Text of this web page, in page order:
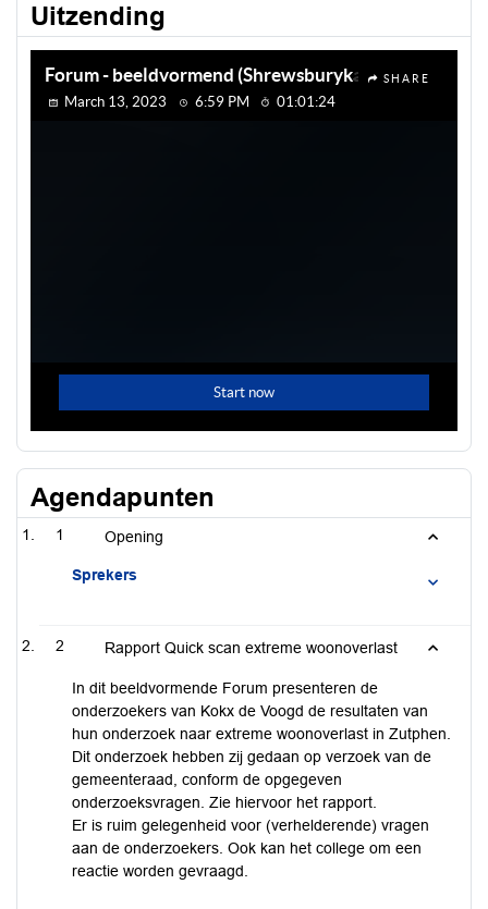
Uitzending
Agendapunten
1 Opening
Sprekers
2 Rapport Quick scan extreme woonoverlast
In dit beeldvormende Forum presenteren de
onderzoekers van Kokx de Voogd de resultaten van
hun onderzoek naar extreme woonoverlast in Zutphen.
Dit onderzoek hebben zij gedaan op verzoek van de
gemeenteraad, conform de opgegeven
onderzoeksvragen. Zie hiervoor het rapport.
Er is ruim gelegenheid voor (verhelderende) vragen
aan de onderzoekers. Ook kan het college om een
reactie worden gevraagd.